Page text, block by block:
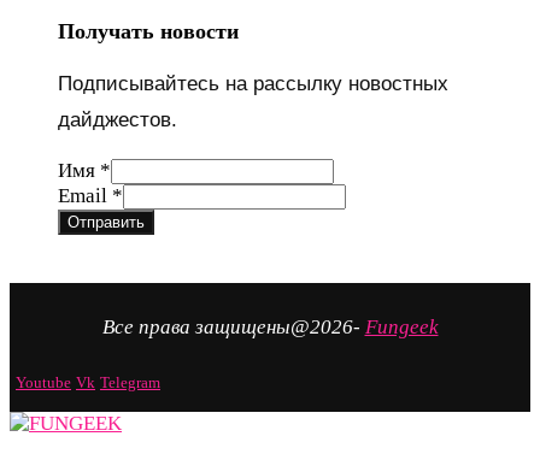
Получать новости
Подписывайтесь на рассылку новостных
дайджестов.
Имя
Email
Имя *
Email *
Отправить
Все права защищены@2026- Fungeek
Youtube Vk Telegram